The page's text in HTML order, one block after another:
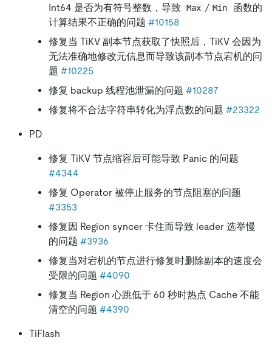
Int64 是否为有符号整数，导致 Max / Min
函数的
计算结果不正确的问题 #10158
修复当 TiKV 副本节点获取了快照后，TiKV 会因为
无法准确地修改元信息而导致该副本节点宕机的问
题 #10225
修复 backup 线程池泄漏的问题 #10287
修复将不合法字符串转化为浮点数的问题 #23322
PD
修复 TiKV 节点缩容后可能导致 Panic 的问题
#4344
修复 Operator 被停止服务的节点阻塞的问题
#3353
修复因 Region syncer 卡住而导致 leader 选举慢
的问题 #3936
修复当对宕机的节点进行修复时删除副本的速度会
受限的问题 #4090
修复当 Region 心跳低于 60 秒时热点 Cache 不能
清空的问题 #4390
TiFlash